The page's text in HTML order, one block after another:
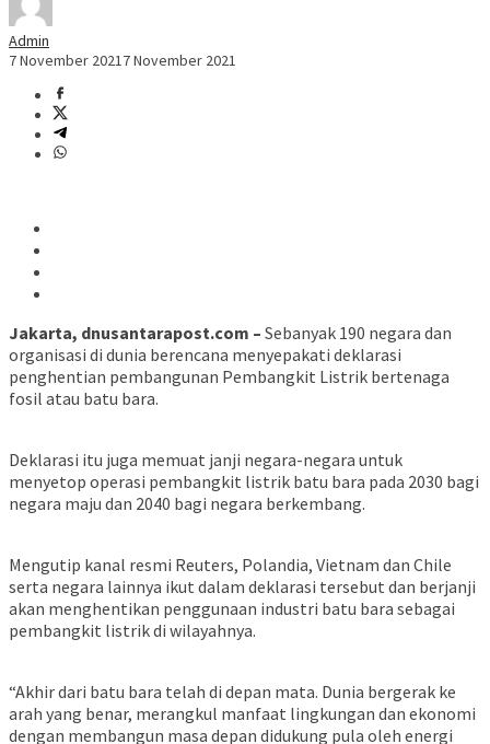
Admin
7 November 20217 November 2021
Jakarta, dnusantarapost.com – Sebanyak 190 negara dan
organisasi di dunia berencana menyepakati deklarasi
penghentian pembangunan Pembangkit Listrik bertenaga
fosil atau batu bara.
Deklarasi itu juga memuat janji negara-negara untuk
menyetop operasi pembangkit listrik batu bara pada 2030 bagi
negara maju dan 2040 bagi negara berkembang.
Mengutip kanal resmi Reuters, Polandia, Vietnam dan Chile
serta negara lainnya ikut dalam deklarasi tersebut dan berjanji
akan menghentikan penggunaan industri batu bara sebagai
pembangkit listrik di wilayahnya.
“Akhir dari batu bara telah di depan mata. Dunia bergerak ke
arah yang benar, merangkul manfaat lingkungan dan ekonomi
dengan membangun masa depan didukung pula oleh energi